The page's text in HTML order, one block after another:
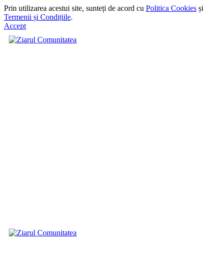
Prin utilizarea acestui site, sunteți de acord cu Politica Cookies și
Termenii și Condițiile.
Accept